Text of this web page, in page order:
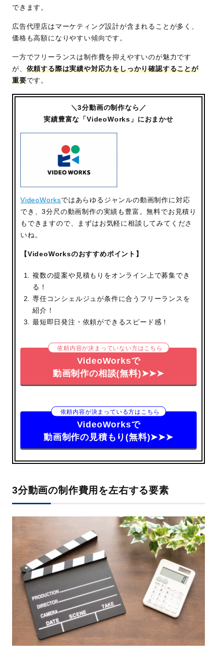
できます。
広告代理店はマーケティング設計が含まれることが多く、
価格も高額になりやすい傾向です。
一方でフリーランスは制作費を抑えやすいのが魅力です
が、 依頼する際は実績や対応力をしっかり確認することが
重要です。
＼3分動画の制作なら／
実績豊富な「VideoWorks」におまかせ
VideoWorksではあらゆるジャンルの動画制作に対応
でき、3分尺の動画制作の実績も豊富。無料でお見積り
もできますので、まずはお気軽に相談してみてくださ
いね。
【VideoWorksのおすすめポイント】
複数の提案や見積もりをオンライン上で募集でき
る！
専任コンシェルジュが条件に合うフリーランスを
紹介！
最短即日発注・依頼ができるスピード感！
依頼内容が決まっていない方はこちら
VideoWorksで
動画制作の相談(無料)➤➤➤
依頼内容が決まっている方はこちら
VideoWorksで
動画制作の見積もり(無料)➤➤➤
3分動画の制作費用を左右する要素